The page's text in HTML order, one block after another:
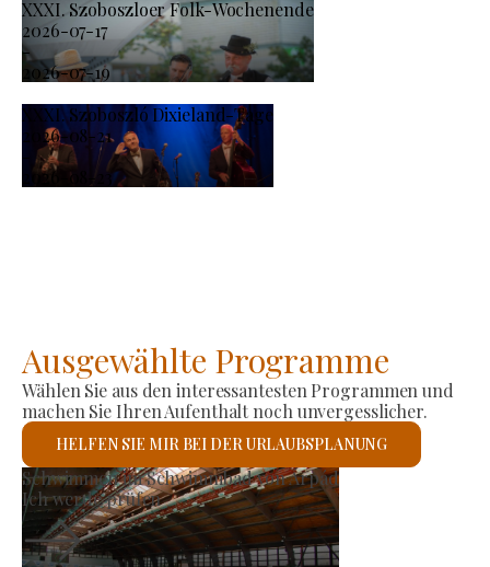
XXXI. Szoboszloer Folk-Wochenende
2026-07-17
-
2026-07-19
XXXI. Szoboszló Dixieland-Tage
2026-08-21
-
2026-08-23
Ausgewählte Programme
Wählen Sie aus den interessantesten Programmen und
machen Sie Ihren Aufenthalt noch unvergesslicher.
HELFEN SIE MIR BEI DER URLAUBSPLANUNG
Erzeugermarkt
Ich werde prüfen